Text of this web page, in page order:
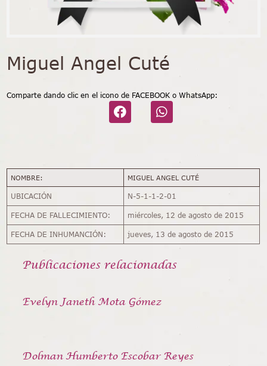
Miguel Angel Cuté
Comparte dando clic en el icono de FACEBOOK o WhatsApp:
NOMBRE: MIGUEL ANGEL CUTÉ
UBICACIÓN N-5-1-1-2-01
FECHA DE FALLECIMIENTO: miércoles, 12 de agosto de 2015
FECHA DE INHUMANCIÓN: jueves, 13 de agosto de 2015
Publicaciones relacionadas
Evelyn Janeth Mota Gómez
Dolman Humberto Escobar Reyes